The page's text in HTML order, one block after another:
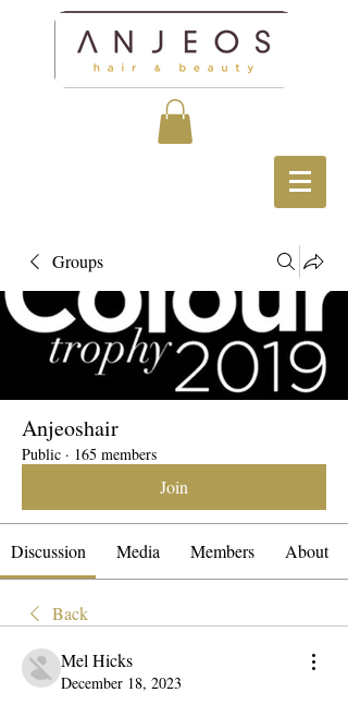
Groups
Anjeoshair
Public · 165 members
Join
Discussion Media Members About
Back
Mel Hicks
December 18, 2023